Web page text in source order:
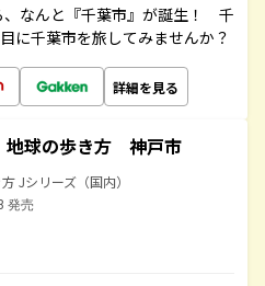
、なんと『千葉市』が誕生！ 千
に千葉市を旅してみませんか？
詳細を見る
球の歩き方 神戸市
Jシリーズ（国内）
発売